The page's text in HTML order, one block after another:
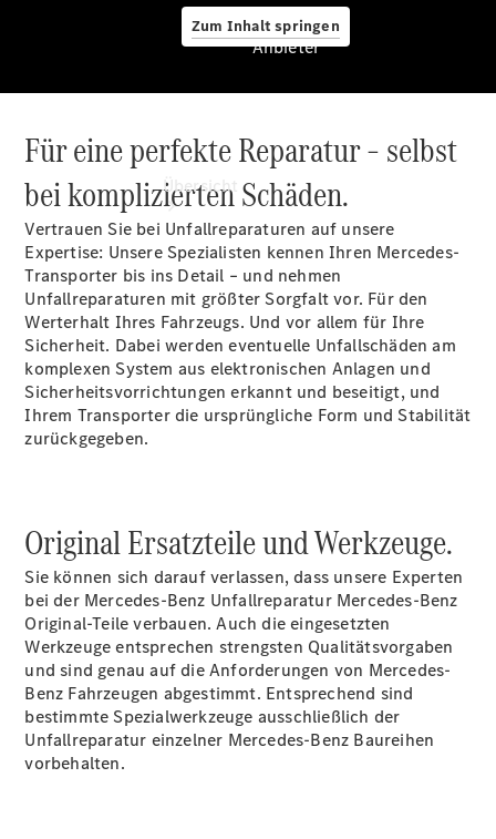
Zum Inhalt springen
Anbieter
Übersicht
Startseite
Ansprechpartner
finden
Servicetermin
vereinbaren
Tel: +49
6204
607570
Anbieter
Für eine perfekte Reparatur – selbst
bei komplizierten Schäden.
Vertrauen Sie bei Unfallreparaturen auf unsere
Expertise: Unsere Spezialisten kennen Ihren Mercedes-
Transporter bis ins Detail – und nehmen
Unfallreparaturen mit größter Sorgfalt vor. Für den
Werterhalt Ihres Fahrzeugs. Und vor allem für Ihre
Sicherheit. Dabei werden eventuelle Unfallschäden am
komplexen System aus elektronischen Anlagen und
Sicherheitsvorrichtungen erkannt und beseitigt, und
Ihrem Transporter die ursprüngliche Form und Stabilität
zurückgegeben.
Original Ersatzteile und Werkzeuge.
Sie können sich darauf verlassen, dass unsere Experten
bei der Mercedes-Benz Unfallreparatur Mercedes-Benz
Original-Teile verbauen. Auch die eingesetzten
Werkzeuge entsprechen strengsten Qualitätsvorgaben
und sind genau auf die Anforderungen von Mercedes-
Benz Fahrzeugen abgestimmt. Entsprechend sind
bestimmte Spezialwerkzeuge ausschließlich der
Unfallreparatur einzelner Mercedes-Benz Baureihen
vorbehalten.